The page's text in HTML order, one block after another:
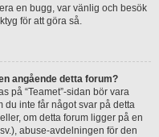
en bugg, var vänlig och besök
för att göra så.
angående detta forum?
på “Teamet”-sidan bör vara
du inte får något svar på detta
om detta forum ligger på en
abuse-avdelningen för den